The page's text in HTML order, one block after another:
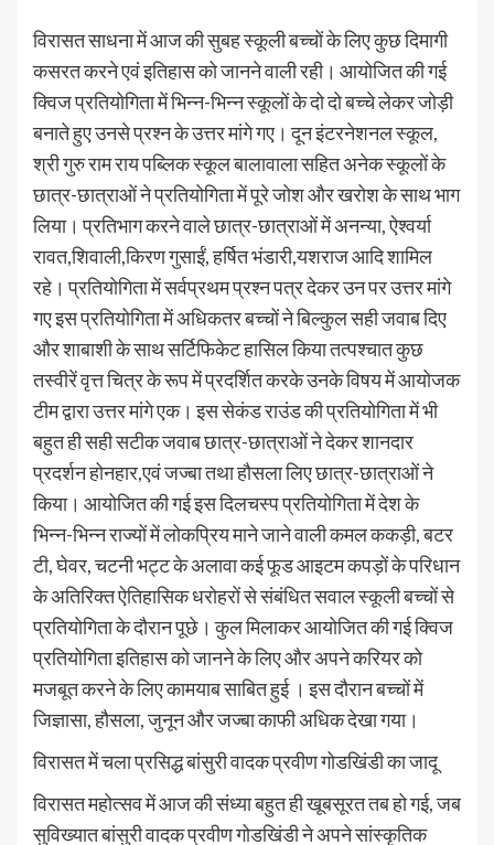
विरासत साधना में आज की सुबह स्कूली बच्चों के लिए कुछ दिमागी
कसरत करने एवं इतिहास को जानने वाली रही। आयोजित की गई
क्विज प्रतियोगिता में भिन्न-भिन्न स्कूलों के दो दो बच्चे लेकर जोड़ी
बनाते हुए उनसे प्रश्न के उत्तर मांगे गए। दून इंटरनेशनल स्कूल,
श्री गुरु राम राय पब्लिक स्कूल बालावाला सहित अनेक स्कूलों के
छात्र-छात्राओं ने प्रतियोगिता में पूरे जोश और खरोश के साथ भाग
लिया। प्रतिभाग करने वाले छात्र-छात्राओं में अनन्या, ऐश्वर्या
रावत,शिवाली,किरण गुसाईं, हर्षित भंडारी,यशराज आदि शामिल
रहे। प्रतियोगिता में सर्वप्रथम प्रश्न पत्र देकर उन पर उत्तर मांगे
गए इस प्रतियोगिता में अधिकतर बच्चों ने बिल्कुल सही जवाब दिए
और शाबाशी के साथ सर्टिफिकेट हासिल किया तत्पश्चात कुछ
तस्वीरें वृत्त चित्र के रूप में प्रदर्शित करके उनके विषय में आयोजक
टीम द्वारा उत्तर मांगे एक। इस सेकंड राउंड की प्रतियोगिता में भी
बहुत ही सही सटीक जवाब छात्र-छात्राओं ने देकर शानदार
प्रदर्शन होनहार,एवं जज्बा तथा हौसला लिए छात्र-छात्राओं ने
किया। आयोजित की गई इस दिलचस्प प्रतियोगिता में देश के
भिन्न-भिन्न राज्यों में लोकप्रिय माने जाने वाली कमल ककड़ी, बटर
टी, घेवर, चटनी भट्ट के अलावा कई फूड आइटम कपड़ों के परिधान
के अतिरिक्त ऐतिहासिक धरोहरों से संबंधित सवाल स्कूली बच्चों से
प्रतियोगिता के दौरान पूछे। कुल मिलाकर आयोजित की गई क्विज
प्रतियोगिता इतिहास को जानने के लिए और अपने करियर को
मजबूत करने के लिए कामयाब साबित हुई । इस दौरान बच्चों में
जिज्ञासा, हौसला, जुनून और जज्बा काफी अधिक देखा गया।
विरासत में चला प्रसिद्ध बांसुरी वादक प्रवीण गोडखिंडी का जादू
विरासत महोत्सव में आज की संध्या बहुत ही खूबसूरत तब हो गई, जब
सुविख्यात बांसुरी वादक प्रवीण गोडखिंडी ने अपने सांस्कृतिक